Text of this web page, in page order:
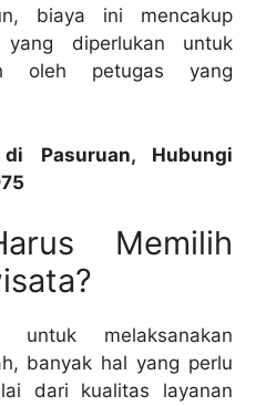
biaya ini mencakup
yang diperlukan untuk
oleh petugas yang
Pasuruan, Hubungi
Memilih
untuk melaksanakan
banyak hal yang perlu
dari kualitas layanan